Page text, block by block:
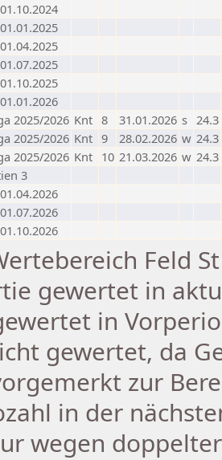
2025/2026 Knt 8 31.01.2026 s 24.3
2025/2026 Knt 9 28.02.2026 w 24.3
2025/2026 Knt 10 21.03.2026 w 24.3
3
Feld
gewertet in
in
gewertet, da
zur
in der
wegen